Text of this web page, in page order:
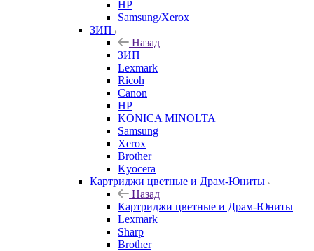
HP
Samsung/Xerox
ЗИП
Назад
ЗИП
Lexmark
Ricoh
Canon
HP
KONICA MINOLTA
Samsung
Xerox
Brother
Kyocera
Картриджи цветные и Драм-Юниты
Назад
Картриджи цветные и Драм-Юниты
Lexmark
Sharp
Brother